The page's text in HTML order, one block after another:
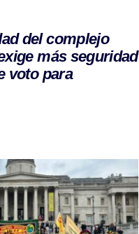
del complejo
más seguridad
voto para